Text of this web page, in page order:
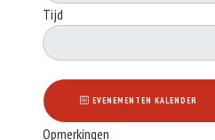
Tijd
EVENEMENTEN KALENDER
Opmerkingen